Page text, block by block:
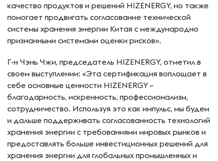
качество продуктов и решений HIZENERGY, но также
помогает продвигать согласование технической
системы хранения энергии Китая с международно
признанными системами оценки рисков».
Г-н Чэнь Чжи, председатель HIZENERGY, отметил в
своем выступлении: «Эта сертификация воплощает в
себе основные ценности HIZENERGY –
благодарность, искренность, профессионализм,
сотрудничество. Используя это как импульс, мы будем
и дальше поддерживать согласованность технологий
хранения энергии с требованиями мировых рынков и
предоставлять больше инвестиционных решений для
хранения энергии для глобальных промышленных и